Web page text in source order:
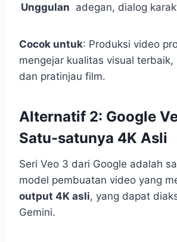
Unggulan adegan, dialog
Cocok untuk: Produksi video
mengejar kualitas visual terbaik,
dan pratinjau film.
Alternatif 2: Google
Satu-satunya 4K Asli
Seri Veo 3 dari Google adalah
model pembuatan video yang
output 4K asli, yang dapat
Gemini.